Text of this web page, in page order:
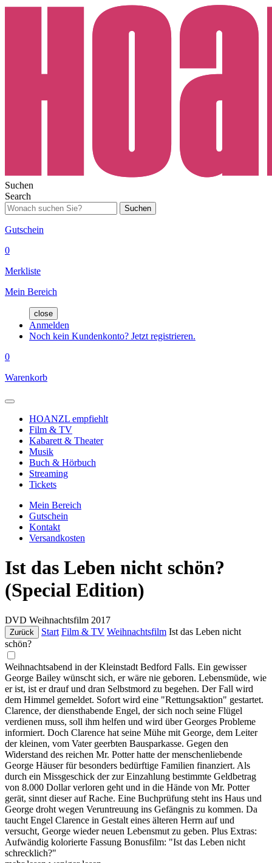
Suchen
Search
Suchen
Gutschein
0
Merkliste
Mein Bereich
close
Anmelden
Noch kein Kundenkonto? Jetzt registrieren.
0
Warenkorb
HOANZL empfiehlt
Film & TV
Kabarett & Theater
Musik
Buch & Hörbuch
Streaming
Tickets
Mein Bereich
Gutschein
Kontakt
Versandkosten
Ist das Leben nicht schön?
(Special Edition)
DVD Weihnachtsfilm 2017
Zurück Start Film & TV Weihnachtsfilm Ist das Leben nicht
schön?
Weihnachtsabend in der Kleinstadt Bedford Falls. Ein gewisser
George Bailey wünscht sich, er wäre nie geboren. Lebensmüde, wie
er ist, ist er drauf und dran Selbstmord zu begehen. Der Fall wird
dem Himmel gemeldet. Sofort wird eine "Rettungsaktion" gestartet.
Clarence, der diensthabende Engel, der sich noch seine Flügel
verdienen muss, soll ihm helfen und wird über Georges Probleme
informiert. Doch Clarence hat seine Mühe mit George, dem Leiter
der kleinen, vom Vater geerbten Bausparkasse. Gegen den
Widerstand des reichen Mr. Potter hatte der menschenliebende
George Häuser für besonders bedürftige Familien finanziert. Als
durch ein Missgeschick der zur Einzahlung bestimmte Geldbetrag
von 8.000 Dollar verloren geht und in die Hände von Mr. Potter
gerät, sinnt dieser auf Rache. Eine Buchprüfung steht ins Haus und
George droht wegen Veruntreuung ins Gefängnis zu kommen. Da
taucht Engel Clarence in Gestalt eines älteren Herrn auf und
versucht, George wieder neuen Lebensmut zu geben. Plus Extras:
Aufwändig kolorierte Fassung Bonusfilm: "Ist das Leben nicht
schrecklich?"